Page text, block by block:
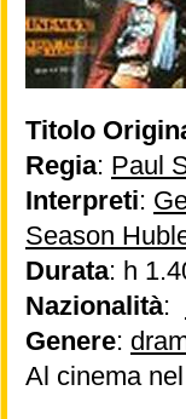
Titolo
Regia: Paul
Interpreti:
Season
Durata: h
Nazionalità:
Genere:
Al cinema